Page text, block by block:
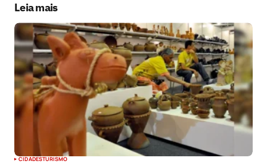
Submit Comment
Leia mais
CIDADESTURISMO